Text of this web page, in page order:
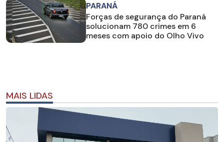
PARANÁ
Forças de segurança do Paraná
solucionam 780 crimes em 6
meses com apoio do Olho Vivo
MAIS LIDAS